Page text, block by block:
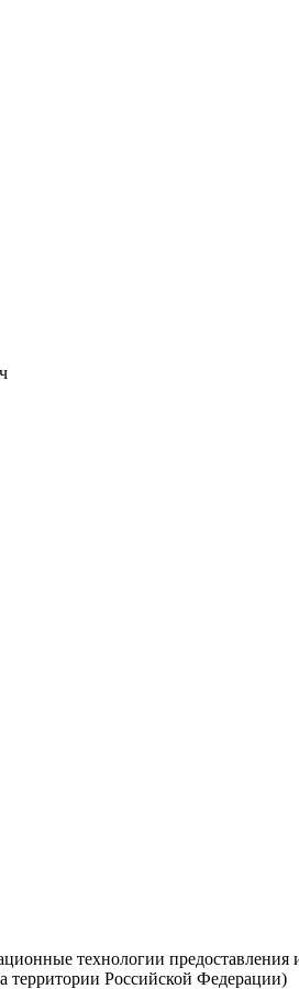
технологии предоставления
территории Российской Федерации)